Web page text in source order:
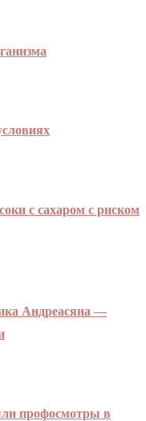
с сахаром с риском
Андреасяна —
профосмотры в